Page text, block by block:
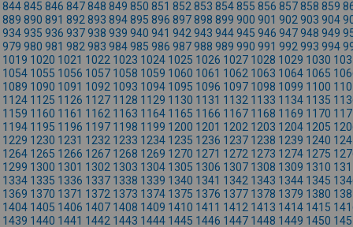
844845 846 847848 849 850 851 852 853 854855 856 857858 859
889 890 891 892 893 894895 896 897898 899 900 901 902 903 904
934935 936 937938 939 940 941 942 943 944945 946 947948 949
979 980 981 982 983 984985 986 987988 989 990 991 992 993 994
1019 1020 1021 1022 1023 1024 1025 1026 1027 1028 1029 1030
1054 1055 1056 1057 1058 1059 1060 1061 1062 1063 1064 1065
1089 1090 1091 1092 1093 1094 1095 1096 1097 1098 1099 1100
1124 1125 1126 1127 1128 1129 1130 1131 1132 1133 1134 1135
1159 1160 1161 1162 1163 1164 1165 1166 1167 1168 1169 1170
1194 1195 1196 1197 1198 1199 1200 1201 1202 1203 1204 1205
1229 1230 1231 1232 1233 1234 1235 1236 1237 1238 1239 1240
1264 1265 1266 1267 1268 1269 1270 1271 1272 1273 1274 1275
1299 1300 1301 1302 1303 1304 1305 1306 1307 1308 1309 1310
1334 1335 1336 1337 1338 1339 1340 1341 1342 1343 1344 1345
1369 1370 1371 1372 1373 1374 1375 1376 1377 1378 1379 1380
1404 1405 1406 1407 1408 1409 1410 1411 1412 1413 1414 1415
1439 1440 1441 1442 1443 1444 1445 1446 1447 1448 1449 1450